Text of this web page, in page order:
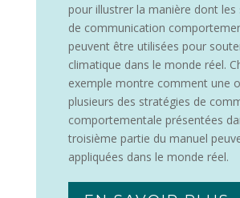
pour illustrer la manière dont les
de communication
peuvent être utilisées pour
climatique dans le monde réel.
exemple montre comment une
plusieurs des stratégies de
comportementale présentées
troisième partie du manuel
appliquées dans le monde réel.